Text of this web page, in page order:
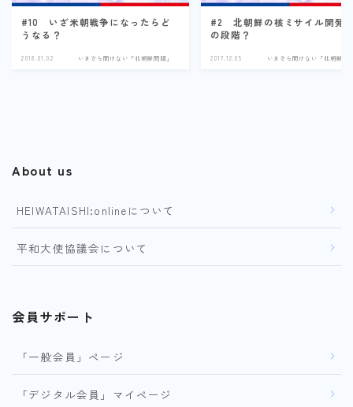
#10 いざ米朝戦争になったらど
うなる？
2018.01.02 いまさら聞けない「北朝鮮問題」
#2 北朝鮮の核ミサイル開発
の段階？
2017.12.05 いまさら聞けない「北朝鮮問
About us
HEIWATAISHI:onlineについて
平和大使協議会について
会員サポート
「一般会員」ページ
「デジタル会員」マイページ